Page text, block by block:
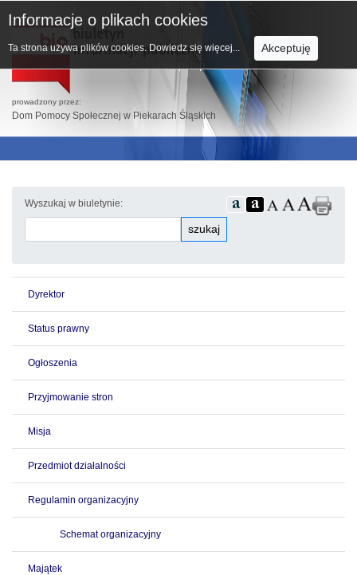
prowadzony przez:
Dom Pomocy Społecznej w Piekarach Śląskich
Wyszukaj w biuletynie:
szukaj
Dyrektor
Status prawny
Ogłoszenia
Przyjmowanie stron
Misja
Przedmiot działalności
Regulamin organizacyjny
Schemat organizacyjny
Majątek
Informacje o plikach cookies
Ta strona używa plików cookies. Dowiedz się więcej... Akceptuję